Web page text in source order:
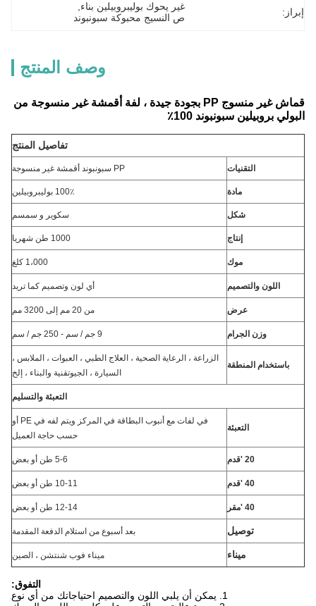
إبراز: غير يحوك بوليبروبيلين بناء
ص النسيج محبوكة سبونبوند
وصف المنتج
قماش غير منسوج PP بجودة جيدة ، لفة أقمشة غير منسوجة من
البولي بروبيلين سبونبوند 100٪
تفاصيل المنتج
التقنيات PP سبونبوند أقمشة غير منسوجة
مادة 100٪ بوليبروبيلين
شكل سكوير و سمسم
إنتاج 1000 طن شهريا
موك 1،000 كلغ
اللون والتصميم أي لون وتصميم كما تريد
عرض من 20 مم إلى 3200 مم
وزن الجرام 9 جم / سم - 250 جم / سم
باستخدام المنطقة
الزراعة ، الرعاية الصحية ، العلاج الطبي ، العبوات ، الملابس ،
السيارة ، الجيوتقنية والبناء ، إلخ
التعبئة والتسليم
التعبئة
في لفات مع أنبوب البطاقة في المركز ويتم لفه في PE أو
حسب حاجة العميل
20 'قدم 5-6 طن أو بعض
40 'قدم 10-11 طن أو بعض
40 'مقر 12-14 طن أو بعض
توصيل بعد أسبوع من استلام الدفعة المقدمة
ميناء ميناء فوب شنتشن ، الصين
التفوق:
1. يمكن أن يلبي اللون والتصميم احتياجاتك من أي نوع